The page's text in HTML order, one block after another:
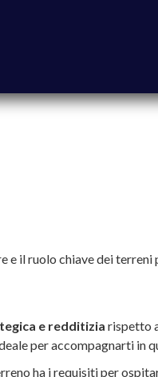
e il ruolo chiave dei terreni
e redditizia rispetto
per accompagnarti in
ha i requisiti per